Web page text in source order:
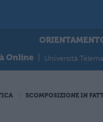
Online
Università
SCOMPOSIZIONE IN